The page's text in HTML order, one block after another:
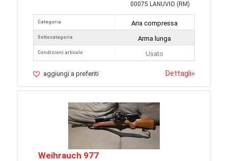
00075 LANUVIO (RM)
Categoria
Sottocategoria
Condizioni articolo
Aria compressa
Arma lunga
Usato
aggiungi a preferiti Dettagli»
Weihrauch 977